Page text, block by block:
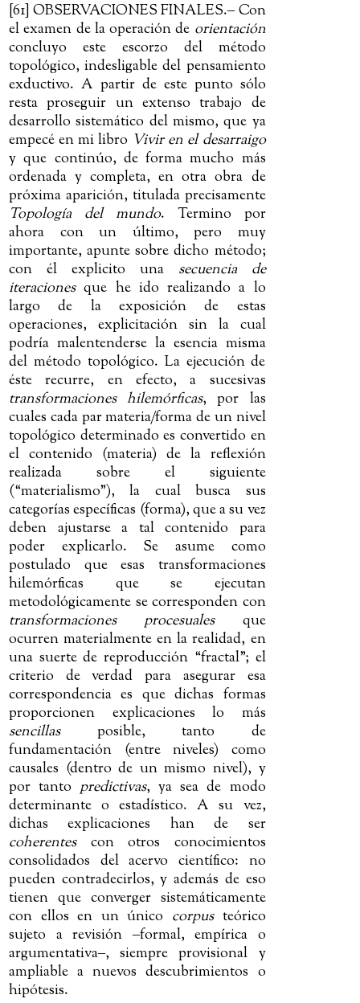
[61] OBSERVACIONES FINALES.‒Con
el examen de la operación de orientación
concluyo este escorzo del método
topológico, indesligable del pensamiento
exductivo. A partir de este punto sólo
resta proseguir un extenso trabajo de
desarrollo sistemático del mismo, que ya
empecé en mi libro Vivir en el desarraigo
y que continúo, de forma mucho más
ordenada y completa, en otra obra de
próxima aparición, titulada precisamente
Topología del mundo. Termino por
ahora con un último, pero muy
importante, apunte sobre dicho método;
con él explicito una secuencia de
iteracionesque he ido realizando a lo
largo de la exposición de estas
operaciones, explicitación sin la cual
podría malentenderse la esencia misma
del método topológico. La ejecución de
éste recurre, en efecto, a sucesivas
transformaciones hilemórficas, por las
cuales cada par materia/forma de un nivel
topológico determinado es convertido en
el contenido (materia) de la reflexión
realizada sobre el siguiente
(“materialismo”), la cual busca sus
categorías específicas (forma), que a su vez
deben ajustarse a tal contenido para
poder explicarlo. Se asume como
postulado que esas transformaciones
hilemórficas que se ejecutan
metodológicamente se corresponden con
transformaciones procesualesque
ocurren materialmente en la realidad, en
una suerte de reproducción “fractal”; el
criterio de verdad para asegurar esa
correspondencia es que dichas formas
proporcionen explicaciones lo más
sencillasposible, tanto de
fundamentación (entre niveles) como
causales (dentro de un mismo nivel), y
por tantopredictivas, ya sea de modo
determinante o estadístico. A su vez,
dichas explicaciones han de ser
coherentescon otros conocimientos
consolidados del acervo científico: no
pueden contradecirlos, y además de eso
tienen que converger sistemáticamente
con ellos en un único corpusteórico
sujeto a revisión‒formal, empírica o
argumentativa‒, siempre provisional y
ampliable a nuevos descubrimientos o
hipótesis.